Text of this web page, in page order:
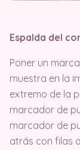
Espalda del
Poner un
muestra en la
extremo de la
marcador de
marcador de
atrás con filas